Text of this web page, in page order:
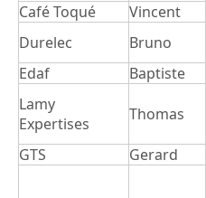
Café Toqué
Vincent
Durelec
Bruno
Edaf
Baptiste
Lamy
Expertises
Thomas
GTS
Gerard